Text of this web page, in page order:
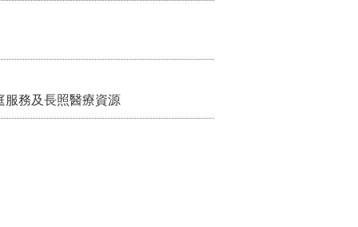
服務及長照醫療資源